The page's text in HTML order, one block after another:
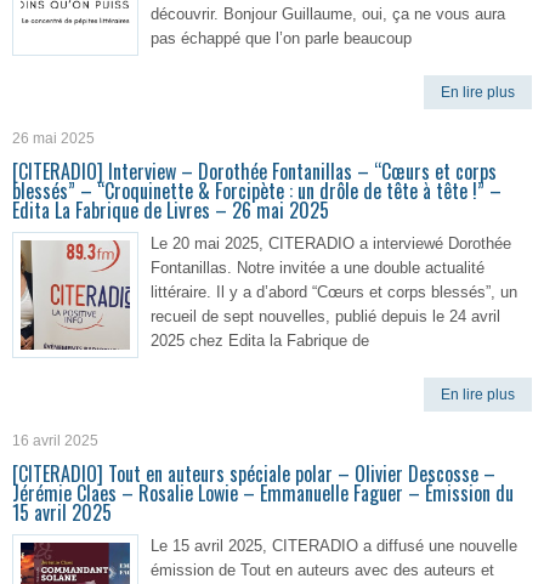
découvrir. Bonjour Guillaume, oui, ça ne vous aura
pas échappé que l’on parle beaucoup
En lire plus
26 mai 2025
[CITERADIO] Interview – Dorothée Fontanillas – “Cœurs et corps
blessés” – “Croquinette & Forcipète : un drôle de tête à tête !” –
Edita La Fabrique de Livres – 26 mai 2025
Le 20 mai 2025, CITERADIO a interviewé Dorothée
Fontanillas. Notre invitée a une double actualité
littéraire. Il y a d’abord “Cœurs et corps blessés”, un
recueil de sept nouvelles, publié depuis le 24 avril
2025 chez Edita la Fabrique de
En lire plus
16 avril 2025
[CITERADIO] Tout en auteurs spéciale polar – Olivier Descosse –
Jérémie Claes – Rosalie Lowie – Emmanuelle Faguer – Émission du
15 avril 2025
Le 15 avril 2025, CITERADIO a diffusé une nouvelle
émission de Tout en auteurs avec des auteurs et